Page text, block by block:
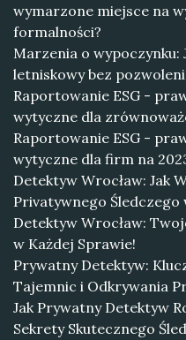
wymarzone miejsce na
formalności?
Marzenia o wypoczynku:
letniskowy bez
Raportowanie ESG -
wytyczne dla
Raportowanie ESG -
wytyczne dla firm na
Detektyw Wrocław: Jak
Privatywnego Śledczego
Detektyw Wrocław:
w Każdej Sprawie!
Prywatny Detektyw:
Tajemnic i Odkrywania
Jak Prywatny Detektyw
Sekrety Skutecznego